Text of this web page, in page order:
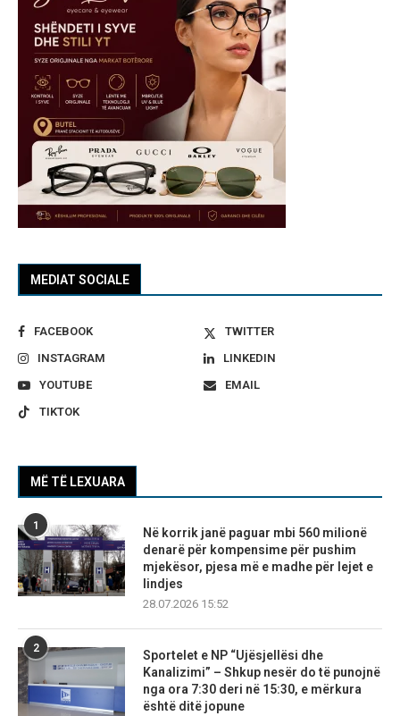
MEDIAT SOCIALE
FACEBOOK
TWITTER
INSTAGRAM
LINKEDIN
YOUTUBE
EMAIL
TIKTOK
MË TË LEXUARA
1
Në korrik janë paguar mbi 560 milionë
denarë për kompensime për pushim
mjekësor, pjesa më e madhe për lejet e
lindjes
28.07.2026 15:52
2
Sportelet e NP “Ujësjellësi dhe
Kanalizimi” – Shkup nesër do të punojnë
nga ora 7:30 deri në 15:30, e mërkura
është ditë jopune